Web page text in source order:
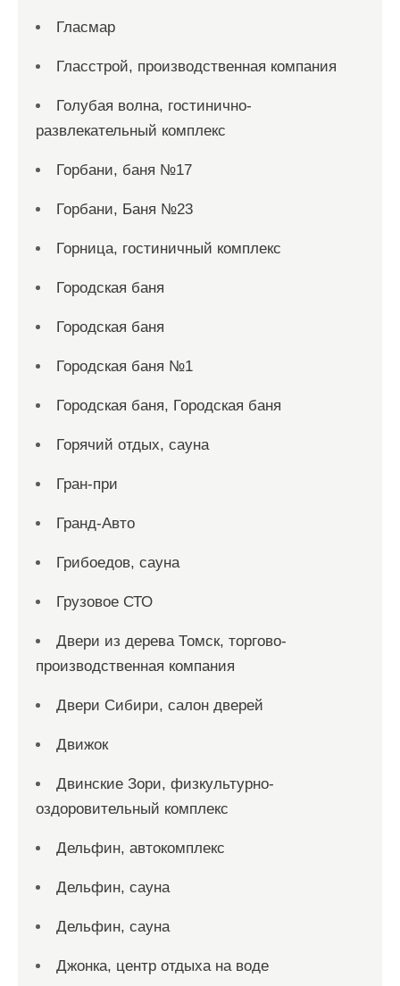
Гласмар
Гласстрой, производственная компания
Голубая волна, гостинично-
развлекательный комплекс
Горбани, баня №17
Горбани, Баня №23
Горница, гостиничный комплекс
Городская баня
Городская баня
Городская баня №1
Городская баня, Городская баня
Горячий отдых, сауна
Гран-при
Гранд-Авто
Грибоедов, сауна
Грузовое СТО
Двери из дерева Томск, торгово-
производственная компания
Двери Сибири, салон дверей
Движок
Двинские Зори, физкультурно-
оздоровительный комплекс
Дельфин, автокомплекс
Дельфин, сауна
Дельфин, сауна
Джонка, центр отдыха на воде